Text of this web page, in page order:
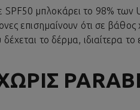
SPF50 μπλοκάρει το 98%
επισημαίνουν ότι σε
δέχεται το δέρμα, ιδιαίτερα το